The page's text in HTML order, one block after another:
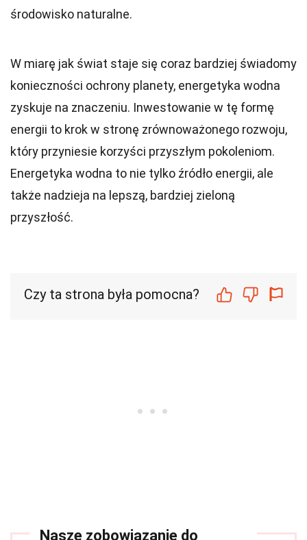
środowisko naturalne.
W miarę jak świat staje się coraz bardziej świadomy
konieczności ochrony planety, energetyka wodna
zyskuje na znaczeniu. Inwestowanie w tę formę
energii to krok w stronę zrównoważonego rozwoju,
który przyniesie korzyści przyszłym pokoleniom.
Energetyka wodna to nie tylko źródło energii, ale
także nadzieja na lepszą, bardziej zieloną
przyszłość.
Czy ta strona była pomocna?
Nasze zobowiązanie do